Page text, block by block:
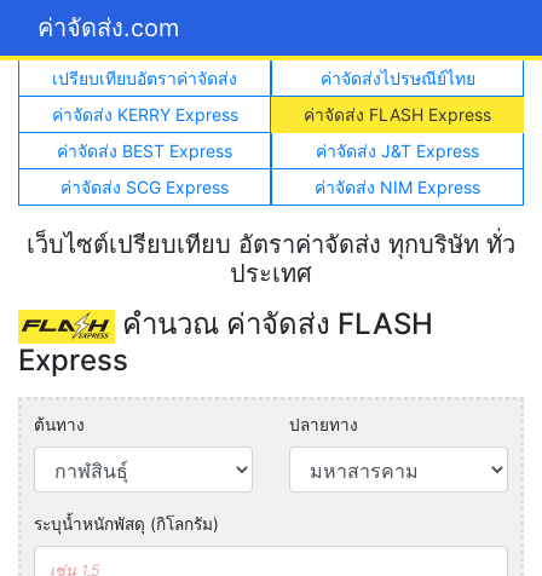
ค่าจัดส่ง.com
เปรียบเทียบอัตราค่าจัดส่ง
ค่าจัดส่งไปรษณีย์ไทย
ค่าจัดส่ง KERRY Express
ค่าจัดส่ง FLASH Express
ค่าจัดส่ง BEST Express
ค่าจัดส่ง J&T Express
ค่าจัดส่ง SCG Express
ค่าจัดส่ง NIM Express
เว็บไซต์เปรียบเทียบ อัตราค่าจัดส่ง ทุกบริษัท ทั่ว
ประเทศ
คำนวณ ค่าจัดส่ง FLASH
Express
ต้นทาง ปลายทาง
ระบุน้ำหนักพัสดุ (กิโลกรัม)